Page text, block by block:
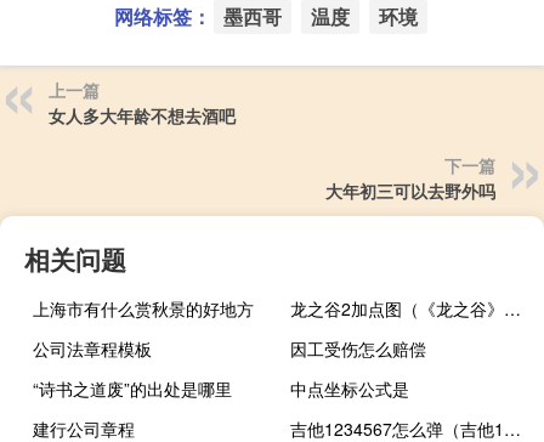
网络标签： 墨西哥 温度 环境
上一篇
女人多大年龄不想去酒吧
下一篇
大年初三可以去野外吗
相关问题
上海市有什么赏秋景的好地方
龙之谷2加点图（《龙之谷》龙之谷法师加点图攻略）
公司法章程模板
因工受伤怎么赔偿
“诗书之道废”的出处是哪里
中点坐标公式是
建行公司章程
吉他1234567怎么弹（吉他1234567怎么弹）